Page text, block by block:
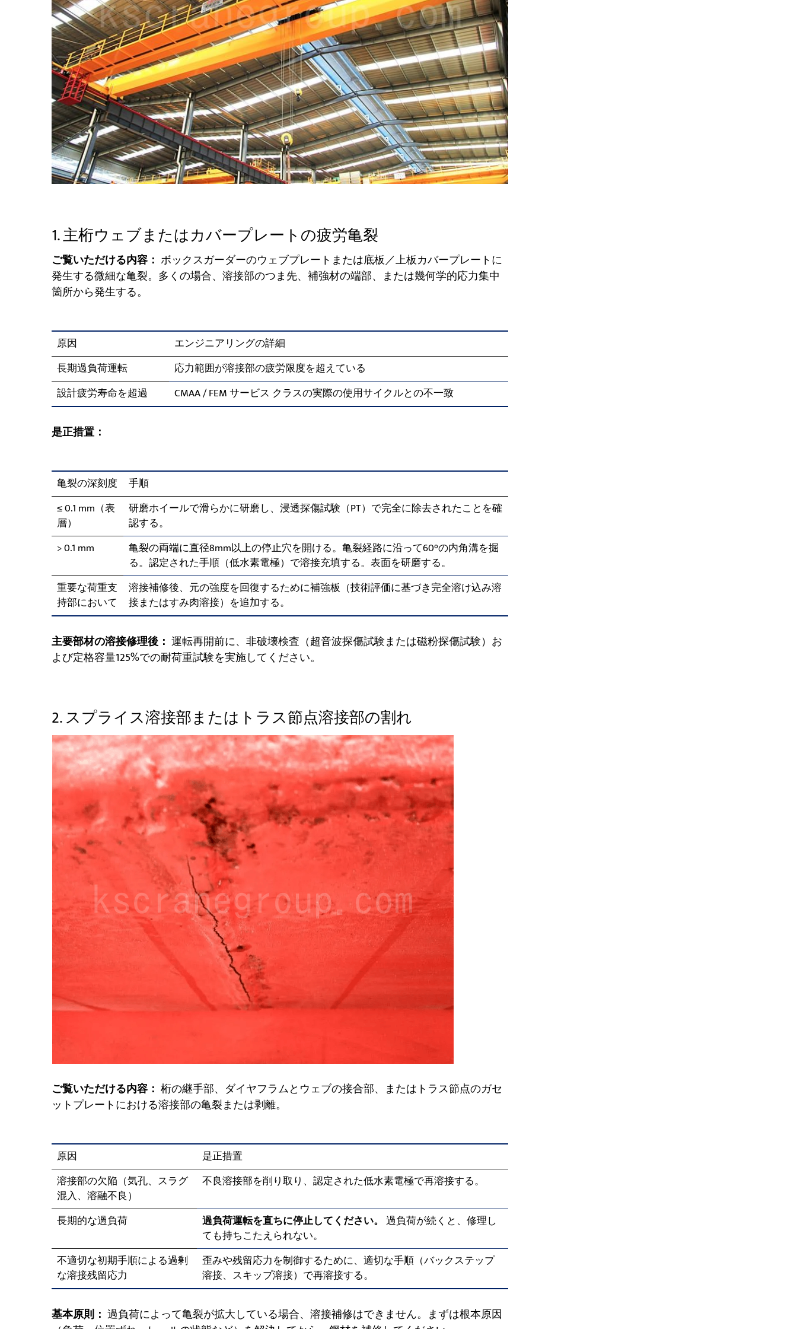
1. 主桁ウェブまたはカバープレートの疲労亀裂
ご覧いただける内容： ボックスガーダーのウェブプレートまたは底板／上板カバープレートに
発生する微細な亀裂。多くの場合、溶接部のつま先、補強材の端部、または幾何学的応力集中
箇所から発生する。
原因
エンジニアリングの詳細
長期過負荷運転
応力範囲が溶接部の疲労限度を超えている
設計疲労寿命を超過
CMAA / FEM サービス クラスの実際の使用サイクルとの不一致
是正措置：
亀裂の深刻度
手順
≤ 0.1 mm（表
層）
研磨ホイールで滑らかに研磨し、浸透探傷試験（PT）で完全に除去されたことを確
認する。
> 0.1 mm
亀裂の両端に直径8mm以上の停止穴を開ける。亀裂経路に沿って60°の内角溝を掘
る。認定された手順（低水素電極）で溶接充填する。表面を研磨する。
重要な荷重支
持部において
溶接補修後、元の強度を回復するために補強板（技術評価に基づき完全溶け込み溶
接またはすみ肉溶接）を追加する。
主要部材の溶接修理後： 運転再開前に、非破壊検査（超音波探傷試験または磁粉探傷試験）お
よび定格容量125%での耐荷重試験を実施してください。
2. スプライス溶接部またはトラス節点溶接部の割れ
ご覧いただける内容： 桁の継手部、ダイヤフラムとウェブの接合部、またはトラス節点のガセ
ットプレートにおける溶接部の亀裂または剥離。
原因
是正措置
溶接部の欠陥（気孔、スラグ
混入、溶融不良）
不良溶接部を削り取り、認定された低水素電極で再溶接する。
長期的な過負荷 過負荷運転を直ちに停止してください。 過負荷が続くと、修理し
ても持ちこたえられない。
不適切な初期手順による過剰
な溶接残留応力
歪みや残留応力を制御するために、適切な手順（バックステップ
溶接、スキップ溶接）で再溶接する。
基本原則： 過負荷によって亀裂が拡大している場合、溶接補修はできません。まずは根本原因